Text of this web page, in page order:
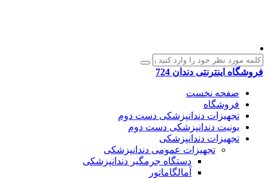
فروشگاه اینترنتی دندان 724
صفحه نخست
فروشگاه
تجهیزات دندانپزشکی دست دوم
یونیت دندانپزشکی دست دوم
تجهیزات دندانپزشکی
تجهیزات عمومی دندانپزشکی
دستگاه جرمگیر دندانپزشکی
آمالگاماتور